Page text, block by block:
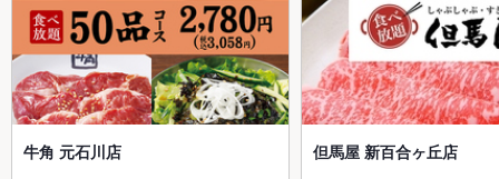
牛角 元石川店 但馬屋 新百合ヶ丘店